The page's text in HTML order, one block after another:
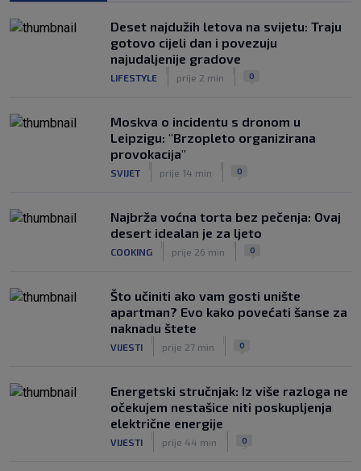
SK prije 5 h
Fruk je zbog ozljede napustio igru na
poluvremenu, u Rijeci su s pravom
Deset najdužih letova na svijetu: Traju
gotovo cijeli dan i povezuju
najudaljenije gradove
LIFESTYLE prije 2 min 0
Moskva o incidentu s dronom u
Leipzigu: "Brzopleto organizirana
provokacija"
SVIJET prije 14 min 0
Najbrža voćna torta bez pečenja: Ovaj
desert idealan je za ljeto
COOKING prije 26 min 0
Što učiniti ako vam gosti unište
apartman? Evo kako povećati šanse za
naknadu štete
VIJESTI prije 27 min 0
Energetski stručnjak: Iz više razloga ne
očekujem nestašice niti poskupljenja
električne energije
VIJESTI prije 44 min 0